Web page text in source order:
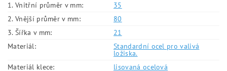
1. Vnitřní průměr v mm:
35
2. Vnější průměr v mm:
80
3. Šířka v mm:
21
Materiál:
Standardní ocel pro valivá
ložiska.
Materiál klece:
lisovaná ocelová